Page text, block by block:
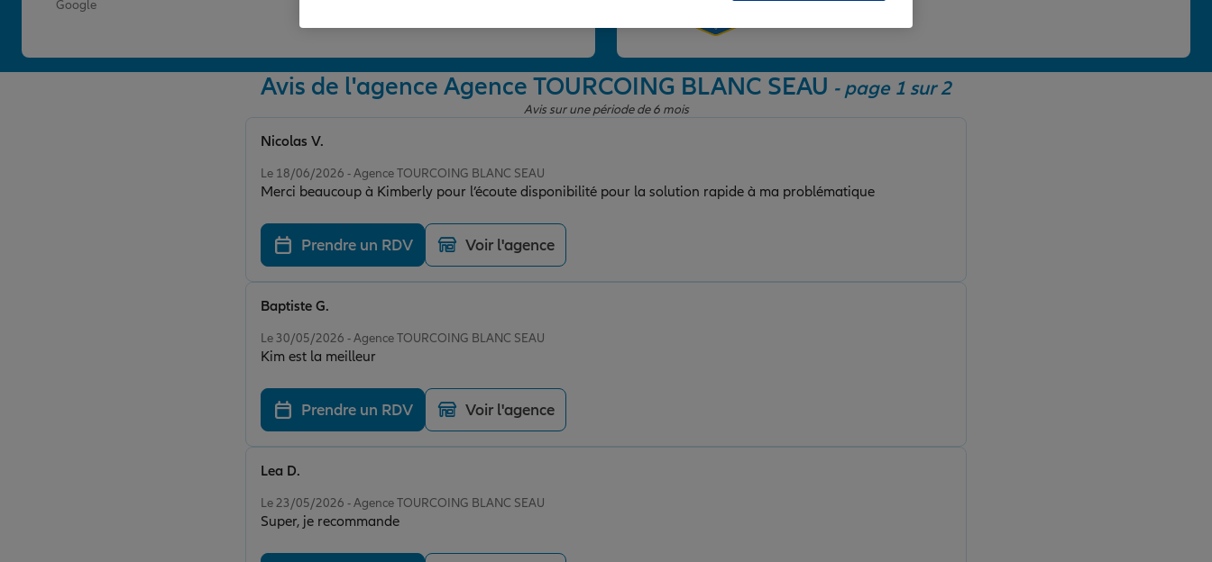
Google
Avis de l'agence Agence TOURCOING BLANC SEAU - page 1 sur 2
Avis sur une période de 6 mois
Le 18/06/2026 - Agence TOURCOING BLANC SEAU
Merci beaucoup à Kimberly pour l’écoute disponibilité pour la solution rapide à ma problématique
Nicolas V.
Prendre un RDV Voir l'agence
Le 30/05/2026 - Agence TOURCOING BLANC SEAU
Kim est la meilleur
Baptiste G.
Prendre un RDV Voir l'agence
Le 23/05/2026 - Agence TOURCOING BLANC SEAU
Super, je recommande
Lea D.